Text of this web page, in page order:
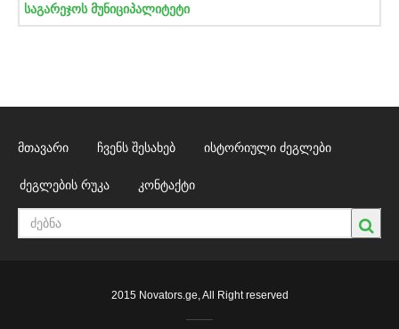
საგარეჯოს მუნიციპალიტეტი
მთავარი ჩვენს შესახებ ისტორიული ძეგლები
ძეგლების რუკა კონტაქტი
2015 Novators.ge, All Right reserved